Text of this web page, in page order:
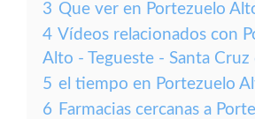
3 Que ver en Portezuelo
4 Vídeos relacionados con
Alto - Tegueste - Santa Cruz
5 el tiempo en Portezuelo
6 Farmacias cercanas a